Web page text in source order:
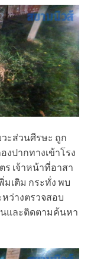
วะส่วนศีรษะ ถูก
งปากทางเข้าโรง
ร เจ้าหน้าที่อาสา
เติม กระทั่ง พบ
ว่างตรวจสอบ
นและติดตามค้นหา